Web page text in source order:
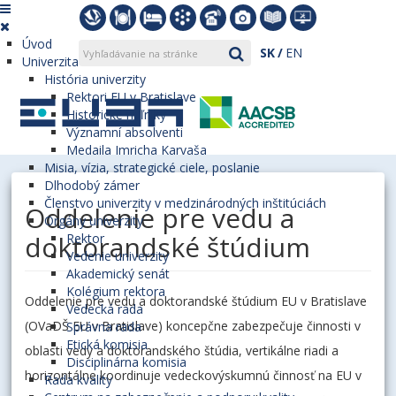
SK EN
Úvod
Univerzita
História univerzity
Rektori EU v Bratislave
Historické míľniky
Významní absolventi
Medaila Imricha Karvaša
Misia, vízia, strategické ciele, poslanie
Dlhodobý zámer
Členstvo univerzity v medzinárodných inštitúciách
Orgány univerzity
Rektor
Vedenie univerzity
Akademický senát
Kolégium rektora
Vedecká rada
Správna rada
Etická komisia
Disciplinárna komisia
Rada kvality
Oddelenie pre vedu a
doktorandské štúdium
Oddelenie pre vedu a doktorandské štúdium EU v Bratislave
(OVaDŠ EU v Bratislave) koncepčne zabezpečuje činnosti v
oblasti vedy a doktorandského štúdia, vertikálne riadi a
horizontálne koordinuje vedeckovýskumnú činnosť na EU v